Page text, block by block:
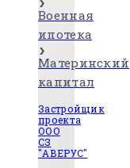
Военная
ипотека
Материнский
капитал
Застройщик
проекта
ООО
СЗ
"АВЕРУС"